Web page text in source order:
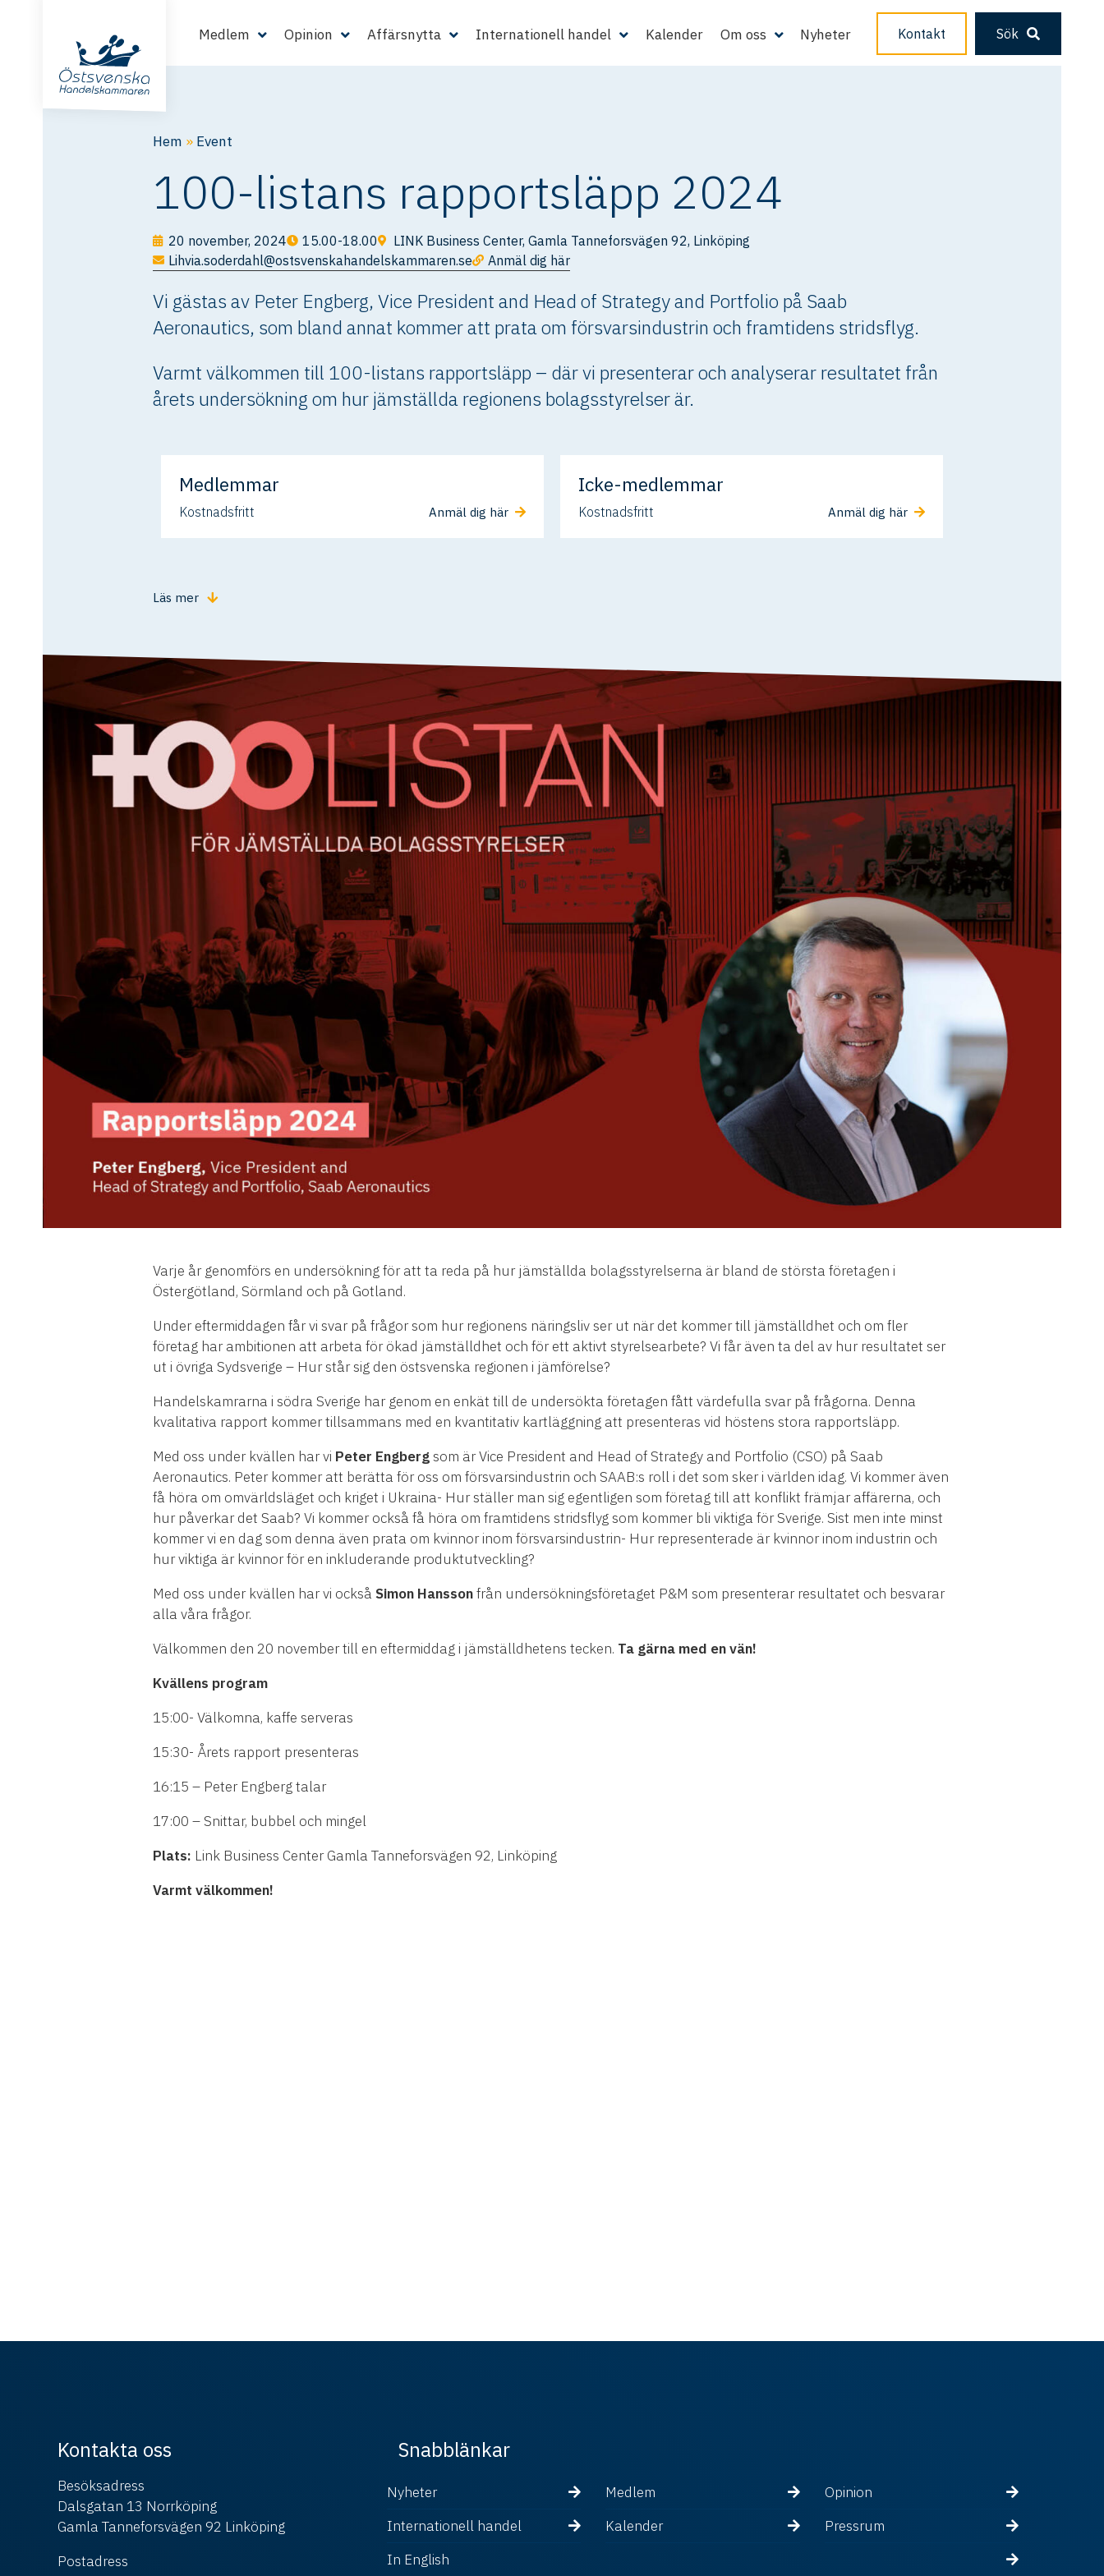
Medlem Opinion Affärsnytta Internationell handel Kalender Om oss Nyheter Kontakt Sök
Hem » Event
100-listans rapportsläpp 2024
20 november, 2024 15.00-18.00
LINK Business Center, Gamla Tanneforsvägen 92, Linköping
Lihvia.soderdahl@ostsvenskahandelskammaren.se
Anmäl dig här
Vi gästas av Peter Engberg, Vice President and Head of Strategy and Portfolio på Saab
Aeronautics, som bland annat kommer att prata om försvarsindustrin och framtidens stridsflyg.
Varmt välkommen till 100-listans rapportsläpp – där vi presenterar och analyserar resultatet från
årets undersökning om hur jämställda regionens bolagsstyrelser är.
Medlemmar
Kostnadsfritt Anmäl dig här
Icke-medlemmar
Kostnadsfritt Anmäl dig här
Läs mer
Varje år genomförs en undersökning för att ta reda på hur jämställda bolagsstyrelserna är bland de största företagen i
Östergötland, Sörmland och på Gotland.
Under eftermiddagen får vi svar på frågor som hur regionens näringsliv ser ut när det kommer till jämställdhet och om fler
företag har ambitionen att arbeta för ökad jämställdhet och för ett aktivt styrelsearbete? Vi får även ta del av hur resultatet ser
ut i övriga Sydsverige – Hur står sig den östsvenska regionen i jämförelse?
Handelskamrarna i södra Sverige har genom en enkät till de undersökta företagen fått värdefulla svar på frågorna. Denna
kvalitativa rapport kommer tillsammans med en kvantitativ kartläggning att presenteras vid höstens stora rapportsläpp.
Med oss under kvällen har vi Peter Engbergsom är Vice President and Head of Strategy and Portfolio (CSO) på Saab
Aeronautics. Peter kommer att berätta för oss om försvarsindustrin och SAAB:s roll i det som sker i världen idag. Vi kommer även
få höra om omvärldsläget och kriget i Ukraina- Hur ställer man sig egentligen som företag till att konflikt främjar affärerna, och
hur påverkar det Saab? Vi kommer också få höra om framtidens stridsflyg som kommer bli viktiga för Sverige. Sist men inte minst
kommer vi en dag som denna även prata om kvinnor inom försvarsindustrin- Hur representerade är kvinnor inom industrin och
hur viktiga är kvinnor för en inkluderande produktutveckling?
Med oss under kvällen har vi också Simon Hanssonfrån undersökningsföretaget P&M som presenterar resultatet och besvarar
alla våra frågor.
Välkommen den 20 november till en eftermiddag i jämställdhetens tecken. Ta gärna med en vän!
Kvällens program
15:00- Välkomna, kaffe serveras
15:30- Årets rapport presenteras
16:15 – Peter Engberg talar
17:00 – Snittar, bubbel och mingel
Plats: Link Business Center Gamla Tanneforsvägen 92, Linköping
Varmt välkommen!
Kontakta oss
Besöksadress
Dalsgatan 13 Norrköping
Gamla Tanneforsvägen 92 Linköping
Postadress
Snabblänkar
Nyheter Medlem
Opinion
Internationell handel
Kalender
Pressrum
In English